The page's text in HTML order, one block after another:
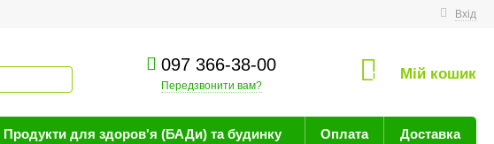
Вхід
097 366-38-00
Передзвонити вам?
0 Мій кошик
Продукти для здоров'я (БАДи) та будинку Оплата Доставка